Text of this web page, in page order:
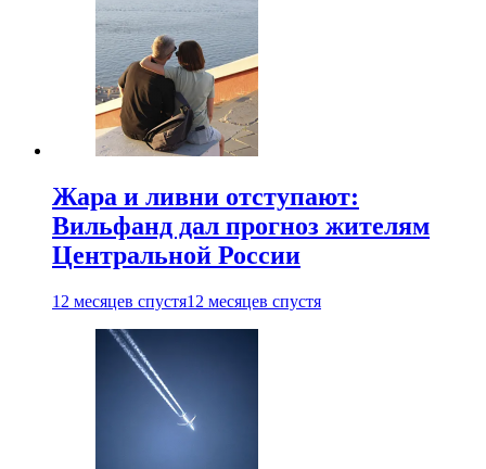
Жара и ливни отступают:
Вильфанд дал прогноз жителям
Центральной России
12 месяцев спустя12 месяцев спустя